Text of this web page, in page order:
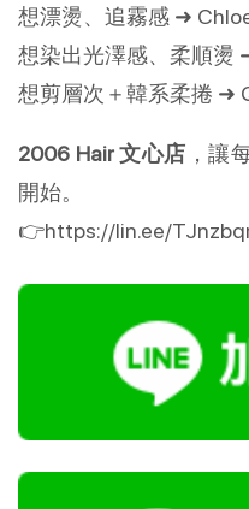
想漂燙、追霧感 ➜
想染出光澤感、柔順燙
想剪層次＋韓系柔捲 ➜
2006 Hair 文心店 ，讓
開始。
👉https://lin.ee/